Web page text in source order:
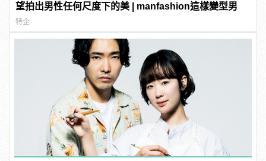
望拍出男性任何尺度下的美 | manfashion這樣變型男
特企